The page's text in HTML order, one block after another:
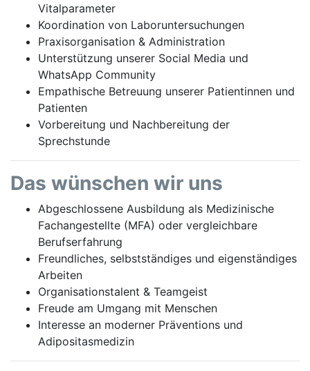
Vitalparameter
Koordination von Laboruntersuchungen
Praxisorganisation & Administration
Unterstützung unserer Social Media und
WhatsApp Community
Empathische Betreuung unserer Patientinnen und
Patienten
Vorbereitung und Nachbereitung der
Sprechstunde
Das wünschen wir uns
Abgeschlossene Ausbildung als Medizinische
Fachangestellte (MFA) oder vergleichbare
Berufserfahrung
Freundliches, selbstständiges und eigenständiges
Arbeiten
Organisationstalent & Teamgeist
Freude am Umgang mit Menschen
Interesse an moderner Präventions und
Adipositasmedizin